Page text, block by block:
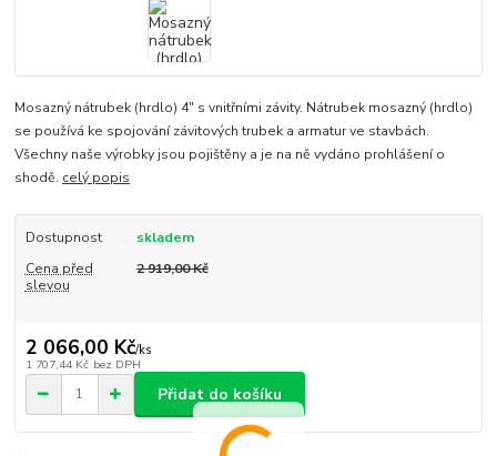
Mosazný nátrubek (hrdlo) 4" s vnitřními závity. Nátrubek mosazný (hrdlo)
se používá ke spojování závitových trubek a armatur ve stavbách.
Všechny naše výrobky jsou pojištěny a je na ně vydáno prohlášení o
shodě. celý popis
Dostupnost
skladem
Cena před
slevou
2 919,00 Kč
2 066,00 Kč/ks
1 707,44 Kč bez DPH
Přidat do košíku